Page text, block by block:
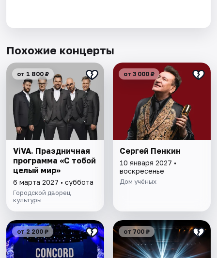
Похожие концерты
от 1 800 ₽
ViVA. Праздничная
программа «С тобой
целый мир»
6 марта 2027 • суббота
Городской дворец
культуры
от 3 000 ₽
Сергей Пенкин
10 января 2027 •
воскресенье
Дом учёных
от 2 200 ₽ от 700 ₽